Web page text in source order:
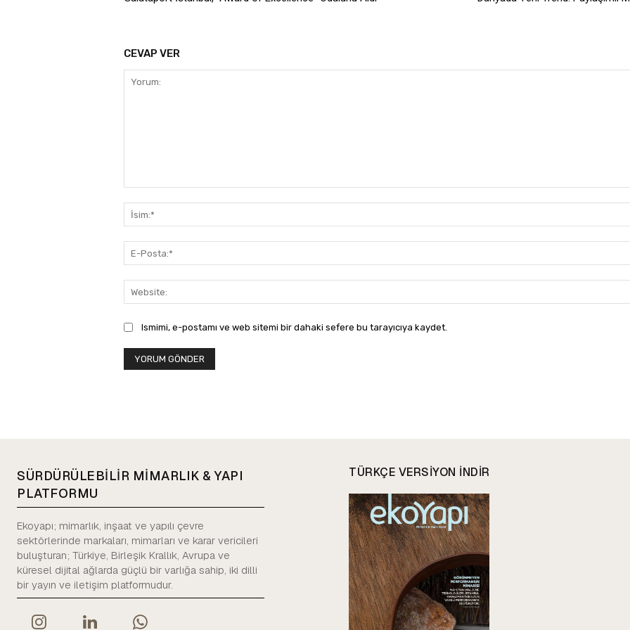
CEVAP VER
Ismimi, e-postamı ve web sitemi bir dahaki sefere bu tarayıcıya kaydet.
SÜRDÜRÜLEBİLİR MİMARLIK & YAPI
PLATFORMU
Ekoyapı; mimarlık, inşaat ve yapılı çevre
sektörlerinde markaları, mimarları ve karar vericileri
buluşturan; Türkiye, Birleşik Krallık, Avrupa ve
küresel dijital ağlarda güçlü bir varlığa sahip, iki dilli
bir yayın ve iletişim platformudur.
TÜRKÇE VERSIYON INDIR